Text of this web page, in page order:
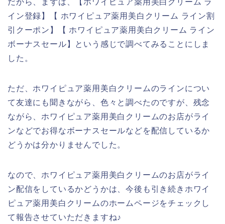
イン登録】【 ホワイピュア薬用美白クリーム ライン割
引クーポン】【 ホワイピュア薬用美白クリーム ライン
ボーナスセール】という感じで調べてみることにしま
した。
ただ、ホワイピュア薬用美白クリームのラインについ
て友達にも聞きながら、色々と調べたのですが、残念
ながら、ホワイピュア薬用美白クリームのお店がライ
ンなどでお得なボーナスセールなどを配信しているか
どうかは分かりませんでした。
なので、ホワイピュア薬用美白クリームのお店がライ
ン配信をしているかどうかは、今後も引き続きホワイ
ピュア薬用美白クリームのホームページをチェックし
て報告させていただきますね♪